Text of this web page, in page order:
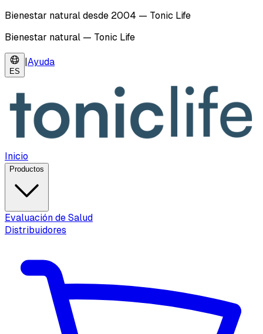
Bienestar natural desde 2004 — Tonic Life
Bienestar natural — Tonic Life
ES
|Ayuda
Inicio
Productos
Evaluación de Salud
Distribuidores